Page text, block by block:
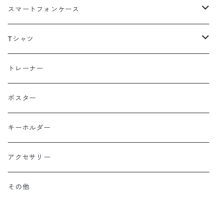
スマートフォンケース
海外
北海道
東北
上信越・尾瀬・日光・北関東
北アルプス
美ヶ原・八ヶ岳・秩父・多摩・南関東
Tシャツ
半袖
コットン
ポリエステル
長袖
Performance Art Wear
トレーナー
ポスター
キーホルダー
アクセサリー
その他